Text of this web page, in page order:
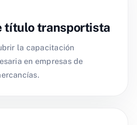
título transportista
la capacitación
en empresas de